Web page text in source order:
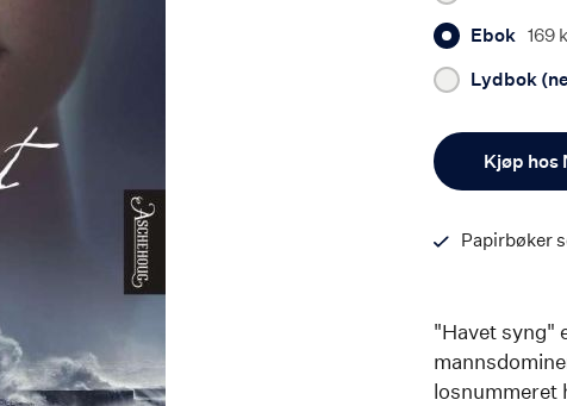
Ebok 169
Lydbok
Kjøp hos
Papirbøker
"Havet syng"
losnummeret